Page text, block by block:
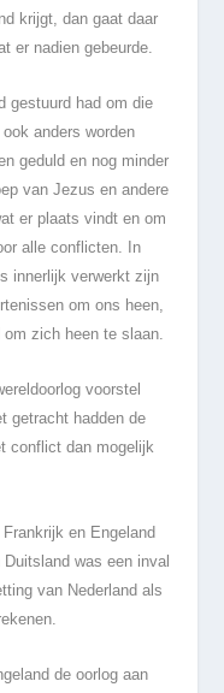
krijgt, dan gaat daar
er nadien gebeurde.
gestuurd had om die
anders worden
geduld en nog minder
van Jezus en andere
er plaats vindt en om
alle conflicten. In
innerlijk verwerkt zijn
om ons heen,
zich heen te slaan.
voorstel
getracht hadden de
conflict dan mogelijk
en Engeland
was een inval
van Nederland als
de oorlog aan